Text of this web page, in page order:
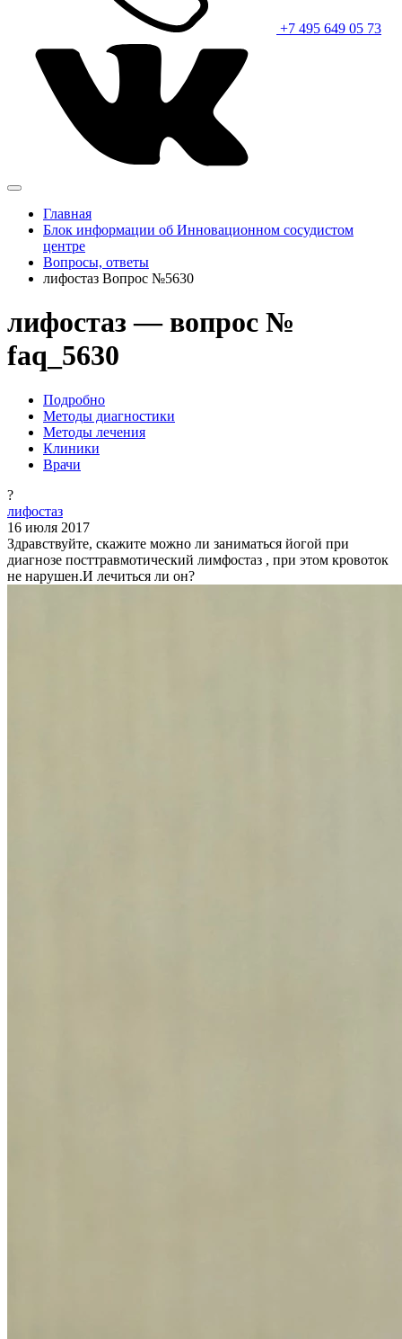
+7 495 649 05 73
Главная
Блок информации об Инновационном сосудистом
центре
Вопросы, ответы
лифостаз Вопрос №5630
лифостаз — вопрос №
faq_5630
Подробно
Методы диагностики
Методы лечения
Клиники
Врачи
?
лифостаз
16 июля 2017
Здравствуйте, скажите можно ли заниматься йогой при
диагнозе посттравмотический лимфостаз , при этом кровоток
не нарушен.И лечиться ли он?